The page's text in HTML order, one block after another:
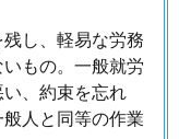
し、軽易な労務
もの。一般就労
、約束を忘れ
人と同等の作業